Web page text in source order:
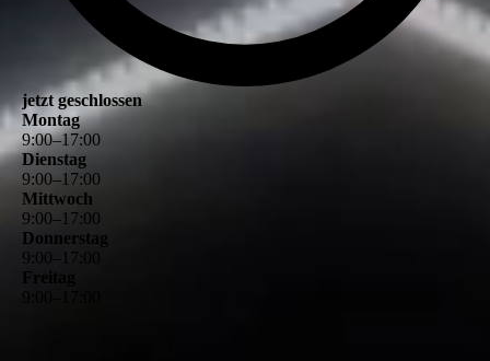
jetzt geschlossen
Montag
9:00–17:00
Dienstag
9:00–17:00
Mittwoch
9:00–17:00
Donnerstag
9:00 17
Freitag